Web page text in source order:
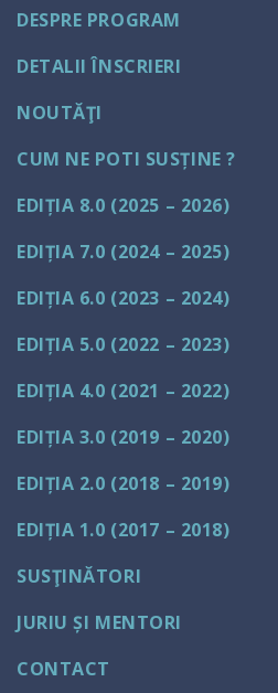
DESPRE PROGRAM
DETALII ÎNSCRIERI
NOUTĂŢI
CUM NE POTI SUSȚINE ?
EDIȚIA 8.0 (2025 – 2026)
EDIȚIA 7.0 (2024 – 2025)
EDIȚIA 6.0 (2023 – 2024)
EDIȚIA 5.0 (2022 – 2023)
EDIȚIA 4.0 (2021 – 2022)
EDIȚIA 3.0 (2019 – 2020)
EDIȚIA 2.0 (2018 – 2019)
EDIȚIA 1.0 (2017 – 2018)
SUSŢINĂTORI
JURIU ȘI MENTORI
CONTACT